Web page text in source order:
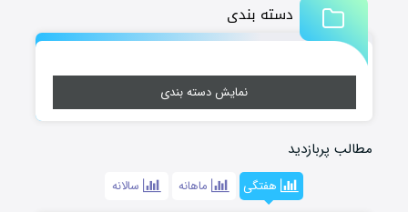
دسته بندی
نمایش دسته بندی
مطالب پربازدید
هفتگی ماهانه سالانه